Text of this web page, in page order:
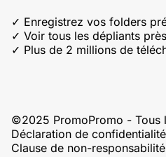
✓ Enregistrez vos folders
✓ Voir tous les dépliants
✓ Plus de 2 millions de
©2025 PromoPromo - Tous
Déclaration de
Clause de non-responsabilité